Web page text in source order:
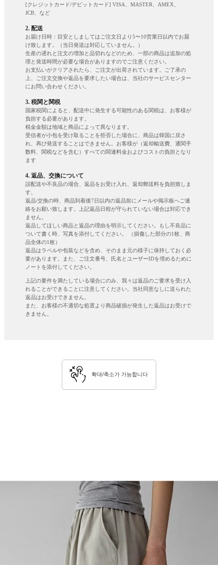
[クレジットカード/デビットカード] VISA、MASTER、AMEX、
JCB、など
2. 配送
お届け日時：目安としましてはご注文日より5〜10営業日以内でお届
け致します。（当日発送は対応していません。）
生産の遅れと注文の増加と品切れなどのため、一部の商品は追加の処
理と発送時間が必要な場合がありますのでご注意ください。
お支払いがクリアされたら、ご注文が出荷されています。ご了承の
上、ご注文交換や返品を要求したい場合は、当社のサービスセンター
にお問い合わせください。
3. 税関と関税
国家税関によると、配送中に発生する可能性のある関税は、お客様が
負担する必要があります。
税金金額は地域と商品によって異なります。
受信者が小包を受け取ることを拒否した場合に、商品は韓国に戻さ
れ、再び発送することはできません。お客様が（返却輸送費、通関手
数料、関税などを含む）すべての関連料金およびコストの負担となり
ます
4. 返品、交換について
誤配送や不良品の場合、返品をお受け入れ、返却郵送料を負担致しま
す。
返品/交換の時、商品到着後7日以内の返品前にメールや掲示板へご連
絡をお願い致します。上記返品日程が守られていない場合は対応でき
ません。
返品してほしい商品と返品の理由を明示してください。もし不良品に
ついて書く時、写真を添付してください。 （損傷した部分の1枚、商
品全体の1枚）
返品はラベルや包装などを含め、そのまま元の様子に保持しておく必
要があります。また、ご注文番号、氏名とユーザーIDを埋めるために
ノートを添付してください。
上記の要件を満たしている場合にのみ、我々は返品のご要求を受け入
れることができることに注意してください。当社同意なしに送られた
返品はお受けできません。
また、お客様の不適切な処置より商品破損が発生した返品はお受けで
きません。
확대/축소가 가능합니다